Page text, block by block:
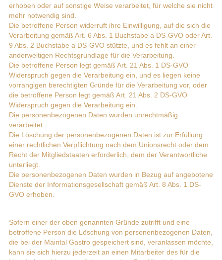
erhoben oder auf sonstige Weise verarbeitet, für welche sie nicht
mehr notwendig sind.
Die betroffene Person widerruft ihre Einwilligung, auf die sich die
Verarbeitung gemäß Art. 6 Abs. 1 Buchstabe a DS-GVO oder Art.
9 Abs. 2 Buchstabe a DS-GVO stützte, und es fehlt an einer
anderweitigen Rechtsgrundlage für die Verarbeitung.
Die betroffene Person legt gemäß Art. 21 Abs. 1 DS-GVO
Widerspruch gegen die Verarbeitung ein, und es liegen keine
vorrangigen berechtigten Gründe für die Verarbeitung vor, oder
die betroffene Person legt gemäß Art. 21 Abs. 2 DS-GVO
Widerspruch gegen die Verarbeitung ein.
Die personenbezogenen Daten wurden unrechtmäßig
verarbeitet.
Die Löschung der personenbezogenen Daten ist zur Erfüllung
einer rechtlichen Verpflichtung nach dem Unionsrecht oder dem
Recht der Mitgliedstaaten erforderlich, dem der Verantwortliche
unterliegt.
Die personenbezogenen Daten wurden in Bezug auf angebotene
Dienste der Informationsgesellschaft gemäß Art. 8 Abs. 1 DS-
GVO erhoben.
Sofern einer der oben genannten Gründe zutrifft und eine
betroffene Person die Löschung von personenbezogenen Daten,
die bei der Maintal Gastro gespeichert sind, veranlassen möchte,
kann sie sich hierzu jederzeit an einen Mitarbeiter des für die